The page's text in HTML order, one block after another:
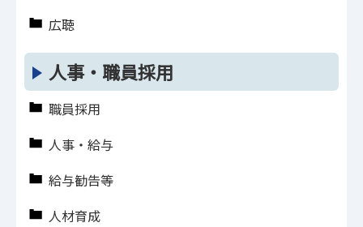
広聴
人事・職員採用
職員採用
人事・給与
給与勧告等
人材育成